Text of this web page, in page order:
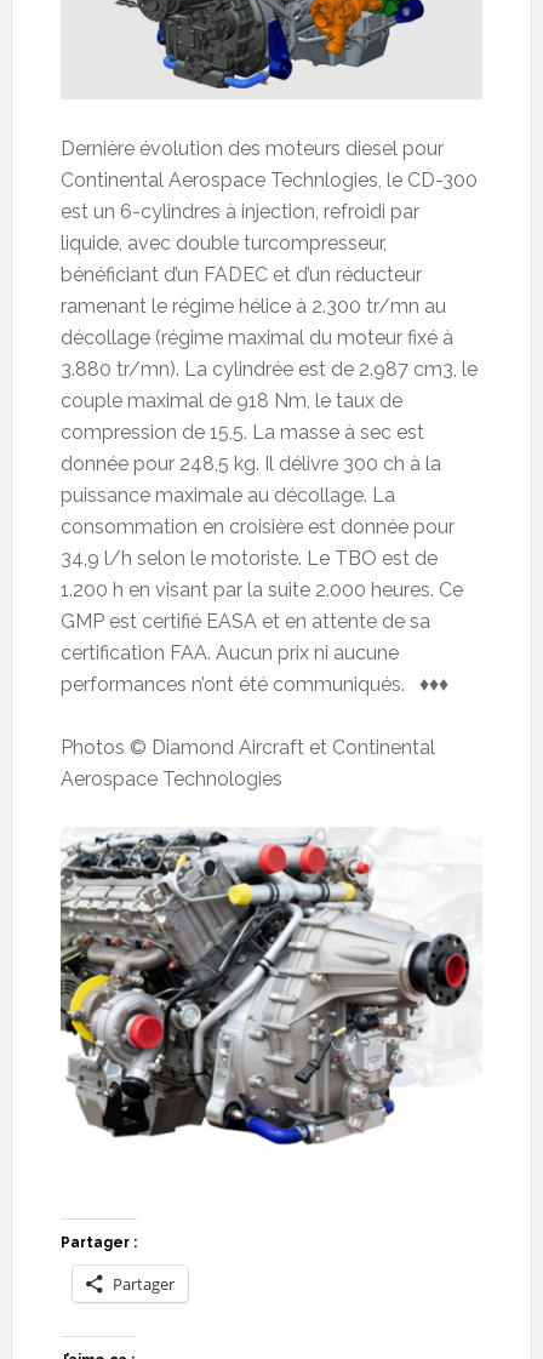
Dernière évolution des moteurs diesel pour
Continental Aerospace Technlogies, le CD-300
est un 6-cylindres à injection, refroidi par
liquide, avec double turcompresseur,
bénéficiant d’un FADEC et d’un réducteur
ramenant le régime hélice à 2.300 tr/mn au
décollage (régime maximal du moteur fixé à
3.880 tr/mn). La cylindrée est de 2.987 cm3, le
couple maximal de 918 Nm, le taux de
compression de 15,5. La masse à sec est
donnée pour 248,5 kg. Il délivre 300 ch à la
puissance maximale au décollage. La
consommation en croisière est donnée pour
34,9 l/h selon le motoriste. Le TBO est de
1.200 h en visant par la suite 2.000 heures. Ce
GMP est certifié EASA et en attente de sa
certification FAA. Aucun prix ni aucune
performances n’ont été communiqués. ♦♦♦
Photos © Diamond Aircraft et Continental
Aerospace Technologies
Partager :
Partager